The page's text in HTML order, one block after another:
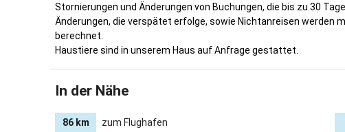
Stornierungen und Änderungen von Buchungen, die bis zu 30
Änderungen, die verspätet erfolge, sowie Nichtanreisen werden
berechnet.
Haustiere sind in unserem Haus auf Anfrage gestattet.
In der Nähe
86 km zum Flughafen